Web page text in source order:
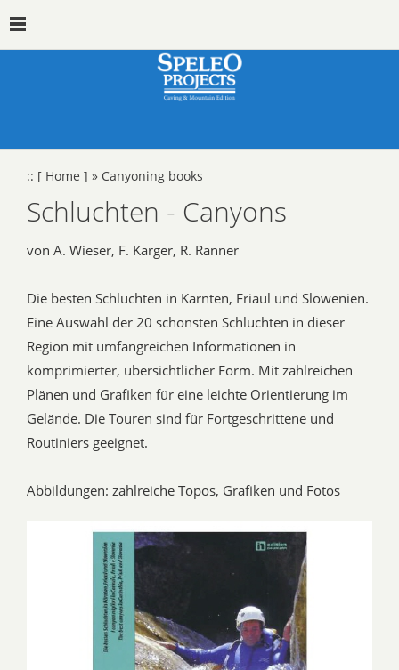
:: [ Home ] » Canyoning books
Schluchten - Canyons
von A. Wieser, F. Karger, R. Ranner
Die besten Schluchten in Kärnten, Friaul und Slowenien.
Eine Auswahl der 20 schönsten Schluchten in dieser
Region mit umfangreichen Informationen in
komprimierter, übersichtlicher Form. Mit zahlreichen
Plänen und Grafiken für eine leichte Orientierung im
Gelände. Die Touren sind für Fortgeschrittene und
Routiniers geeignet.
Abbildungen: zahlreiche Topos, Grafiken und Fotos